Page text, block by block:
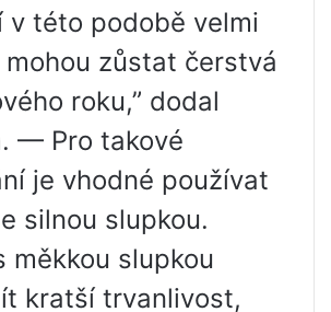
v této podobě velmi
mohou zůstat čerstvá
roku,” dodal
— Pro takové
je vhodné používat
silnou slupkou.
měkkou slupkou
kratší trvanlivost,